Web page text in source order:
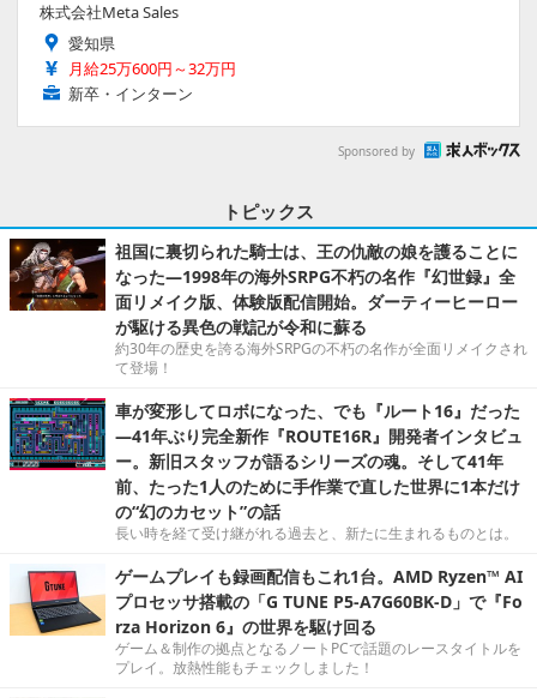
株式会社Meta Sales
愛知県
月給25万600円～32万円
新卒・インターン
Sponsored by
トピックス
祖国に裏切られた騎士は、王の仇敵の娘を護ることに
なった―1998年の海外SRPG不朽の名作『幻世録』全
面リメイク版、体験版配信開始。ダーティーヒーロー
が駆ける異色の戦記が令和に蘇る
約30年の歴史を誇る海外SRPGの不朽の名作が全面リメイクされ
て登場！
車が変形してロボになった、でも『ルート16』だった
―41年ぶり完全新作『ROUTE16R』開発者インタビュ
ー。新旧スタッフが語るシリーズの魂。そして41年
前、たった1人のために手作業で直した世界に1本だけ
の“幻のカセット”の話
長い時を経て受け継がれる過去と、新たに生まれるものとは。
ゲームプレイも録画配信もこれ1台。AMD Ryzen™ AI
プロセッサ搭載の「G TUNE P5-A7G60BK-D」で『Fo
rza Horizon 6』の世界を駆け回る
ゲーム＆制作の拠点となるノートPCで話題のレースタイトルを
プレイ。放熱性能もチェックしました！